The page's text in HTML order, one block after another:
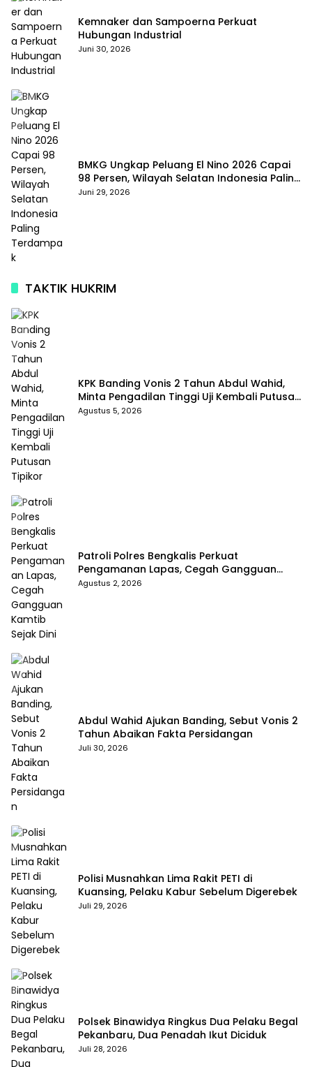
Kemnaker dan Sampoerna Perkuat
Hubungan Industrial
Juni 30, 2026
BMKG Ungkap Peluang El Nino 2026 Capai
98 Persen, Wilayah Selatan Indonesia Paling
Terdampak
Juni 29, 2026
TAKTIK HUKRIM
KPK Banding Vonis 2 Tahun Abdul Wahid,
Minta Pengadilan Tinggi Uji Kembali Putusan
Tipikor
Agustus 5, 2026
Patroli Polres Bengkalis Perkuat
Pengamanan Lapas, Cegah Gangguan
Kamtib Sejak Dini
Agustus 2, 2026
Abdul Wahid Ajukan Banding, Sebut Vonis 2
Tahun Abaikan Fakta Persidangan
Juli 30, 2026
Polisi Musnahkan Lima Rakit PETI di
Kuansing, Pelaku Kabur Sebelum Digerebek
Juli 29, 2026
Polsek Binawidya Ringkus Dua Pelaku Begal
Pekanbaru, Dua Penadah Ikut Diciduk
Juli 28, 2026